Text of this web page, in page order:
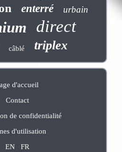
enterré urbain
direct
câblé triplex
d'accueil
Contact
de confidentialité
d'utilisation
EN
FR